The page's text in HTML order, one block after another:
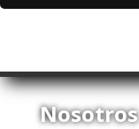
Nosotros